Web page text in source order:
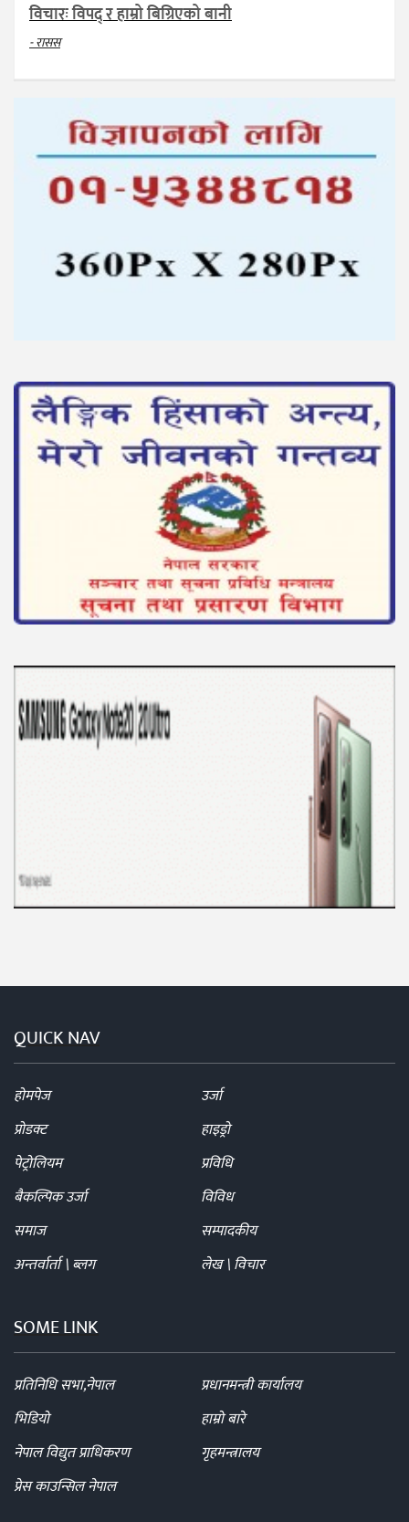
विचारः विपद् र हाम्रो बिग्रिएको बानी
- रासस
QUICK NAV
होमपेज
उर्जा
प्रोडक्ट
हाइड्रो
पेट्रोलियम
प्रविधि
बैकल्पिक उर्जा
विविध
समाज
सम्पादकीय
अन्तर्वार्ता \ ब्लग
लेख \ विचार
SOME LINK
प्रतिनिधि सभा,नेपाल
प्रधानमन्त्री कार्यालय
भिडियो
हाम्रो बारे
नेपाल विद्युत प्राधिकरण
गृहमन्त्रालय
प्रेस काउन्सिल नेपाल